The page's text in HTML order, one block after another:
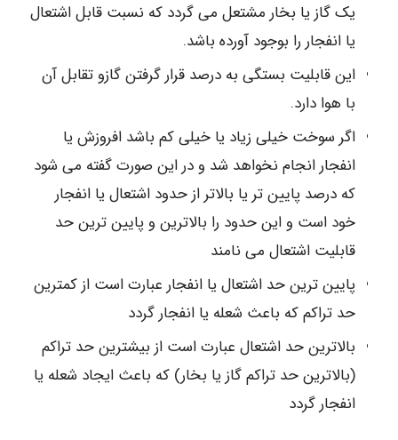
یک گاز یا بخار مشتعل می گردد که نسبت قابل اشتعال
یا انفجار را بوجود آورده باشد.
این قابلیت بستگی به درصد قرار گرفتن گازو تقابل آن
با هوا دارد.
اگر سوخت خیلی زیاد یا خیلی کم باشد افروزش یا
انفجار انجام نخواهد شد و در این صورت گفته می شود
که درصد پایین تر یا بالاتر از حدود اشتعال یا انفجار
خود است و این حدود را بالاترین و پایین ترین حد
قابلیت اشتعال می نامند
پایین ترین حد اشتعال یا انفجار عبارت است از کمترین
حد تراکم که باعث شعله یا انفجار گردد
بالاترین حد اشتعال عبارت است از بیشترین حد تراکم
(بالاترین حد تراکم گاز یا بخار) که باعث ایجاد شعله یا
انفجار گردد